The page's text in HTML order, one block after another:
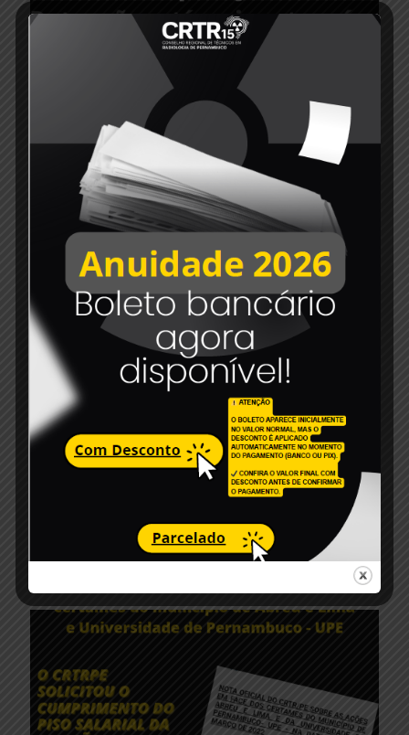
7 de novembro de 2022
NOTA DE PESAR – JULIANA DUTRA
Read more
14 de outubro de 2022
NOTA OFICIAL DO CRTR/PE SOBRE A
MUNICÍPIO DE OURICURI/PE